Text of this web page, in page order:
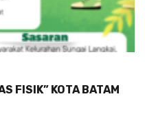
FISIK” KOTA BATAM